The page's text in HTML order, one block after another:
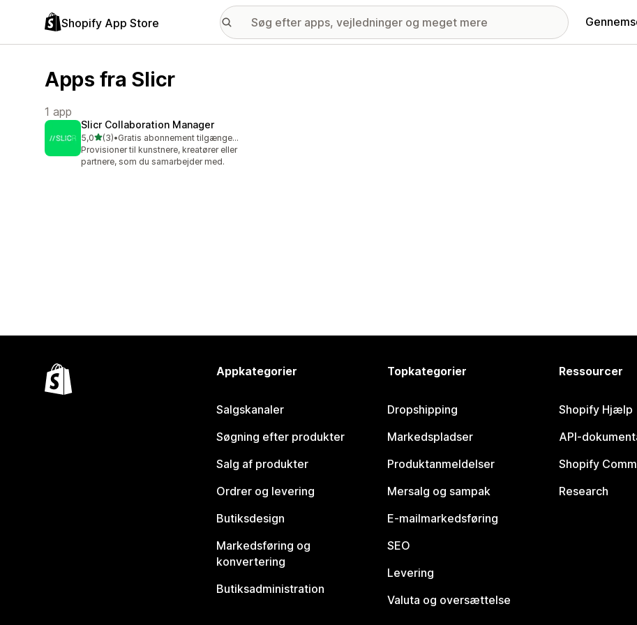
Shopify App Store
Apps fra Slicr
1 app
Slicr Collaboration Manager
5,0ud af 5 stjerner
(3)
3 anmeldelser i alt
•
Gratis abonnement tilgængeligt
Provisioner til kunstnere, kreatører eller
partnere, som du samarbejder med.
Appkategorier
Salgskanaler
Søgning efter produkter
Salg af produkter
Ordrer og levering
Butiksdesign
Markedsføring og
konvertering
Butiksadministration
Topkategorier
Dropshipping
Markedspladser
Produktanmeldelser
Mersalg og sampak
E-mailmarkedsføring
SEO
Levering
Valuta og oversættelse
Ressourcer
Shopify Hjælp
API-
Shopify
Research